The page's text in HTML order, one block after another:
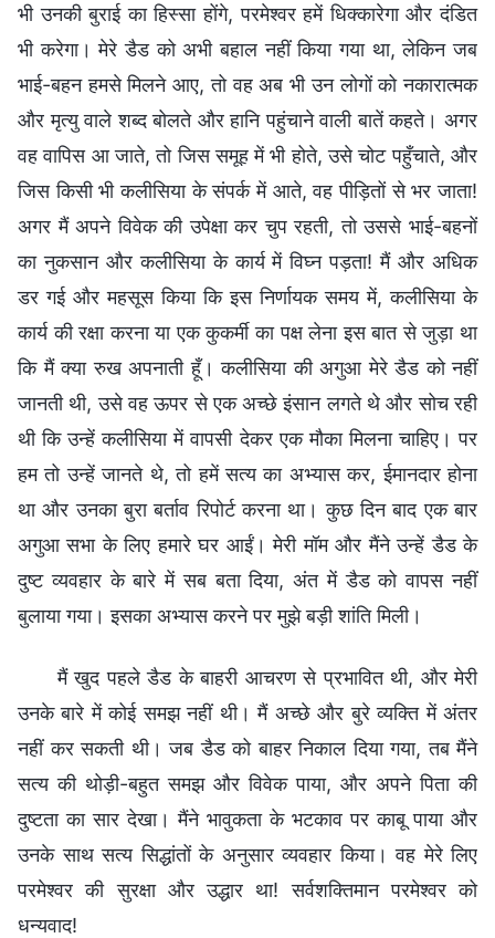
भी उनकी बुराई का हिस्सा होंगे, परमेश्वर हमें धिक्कारेगा और दंडित
भी करेगा। मेरे डैड को अभी बहाल नहीं किया गया था, लेकिन जब
भाई-बहन हमसे मिलने आए, तो वह अब भी उन लोगों को नकारात्मक
और मृत्यु वाले शब्द बोलते और हानि पहुंचाने वाली बातें कहते। अगर
वह वापिस आ जाते, तो जिस समूह में भी होते, उसे चोट पहुँचाते, और
जिस किसी भी कलीसिया के संपर्क में आते, वह पीड़ितों से भर जाता!
अगर मैं अपने विवेक की उपेक्षा कर चुप रहती, तो उससे भाई-बहनों
का नुकसान और कलीसिया के कार्य में विघ्न पड़ता! मैं और अधिक
डर गई और महसूस किया कि इस निर्णायक समय में, कलीसिया के
कार्य की रक्षा करना या एक कुकर्मी का पक्ष लेना इस बात से जुड़ा था
कि मैं क्या रुख अपनाती हूँ। कलीसिया की अगुआ मेरे डैड को नहीं
जानती थी, उसे वह ऊपर से एक अच्छे इंसान लगते थे और सोच रही
थी कि उन्हें कलीसिया में वापसी देकर एक मौका मिलना चाहिए। पर
हम तो उन्हें जानते थे, तो हमें सत्य का अभ्यास कर, ईमानदार होना
था और उनका बुरा बर्ताव रिपोर्ट करना था। कुछ दिन बाद एक बार
अगुआ सभा के लिए हमारे घर आईं। मेरी मॉम और मैंने उन्हें डैड के
दुष्ट व्यवहार के बारे में सब बता दिया, अंत में डैड को वापस नहीं
बुलाया गया। इसका अभ्यास करने पर मुझे बड़ी शांति मिली।
मैं खुद पहले डैड के बाहरी आचरण से प्रभावित थी, और मेरी
उनके बारे में कोई समझ नहीं थी। मैं अच्छे और बुरे व्यक्ति में अंतर
नहीं कर सकती थी। जब डैड को बाहर निकाल दिया गया, तब मैंने
सत्य की थोड़ी-बहुत समझ और विवेक पाया, और अपने पिता की
दुष्टता का सार देखा। मैंने भावुकता के भटकाव पर काबू पाया और
उनके साथ सत्य सिद्धांतों के अनुसार व्यवहार किया। वह मेरे लिए
परमेश्वर की सुरक्षा और उद्धार था! सर्वशक्तिमान परमेश्वर को
धन्यवाद!